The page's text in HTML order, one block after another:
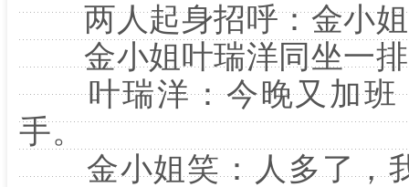
两人起身招呼：金小姐
金小姐叶瑞洋同坐一
叶瑞洋：今晚又加班
手。
金小姐笑：人多了，我